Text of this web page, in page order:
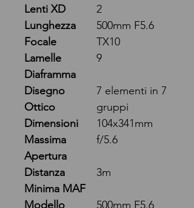
Lenti XD
2
Lunghezza
Focale
500mm F5.6
TX10
Lamelle
Diaframma
9
Disegno
Ottico
7 elementi in 7
gruppi
Dimensioni
104x341mm
Massima
Apertura
f/5.6
Distanza
Minima MAF
3m
Modello
500mm F5.6